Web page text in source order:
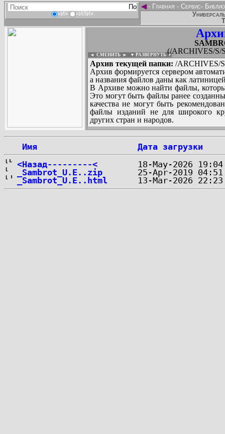
«И» «ИЛИ»
◄- Главная - Сервис-
(/ARCHIVES/S/
◄ СМЕНИТЬ ► ▼ РАЗВЕРНУТЬ ▼
Архив текущей папки: /ARCHIVES/
Архив формируется сервером
а названия файлов даны как
В Архиве можно найти файлы,
Это могут быть файлы ранее
качества не могут быть
файлы изданий не для широкого
других стран и народов.
Имя
Дата загрузки
<Назад---------<
_Sambrot_U.E..zip
_Sambrot_U.E..html